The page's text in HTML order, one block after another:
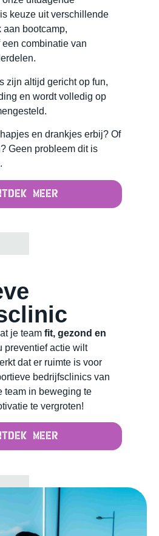
keuze uit verschillende
bootcamp,
combinatie van
zijn altijd gericht op fun,
en wordt volledig op
en drankjes erbij? Of
Geen probleem dit is
meer
je team fit, gezond en
preventief actie wilt
dat er ruimte is voor
bedrijfsclinics van
team in beweging te
te vergroten!
meer